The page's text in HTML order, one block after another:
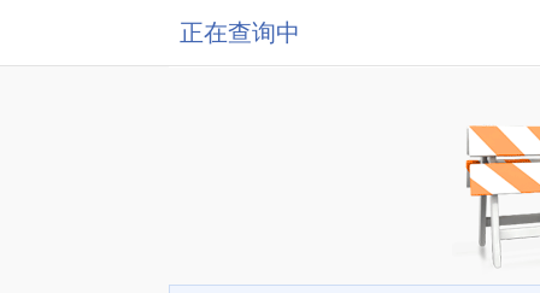
正在查询中